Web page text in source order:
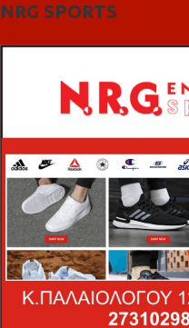
NRG SPORTS